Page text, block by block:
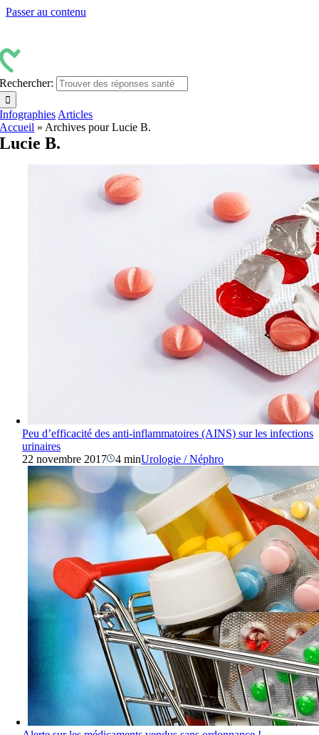
Passer au contenu
Rechercher:
Infographies Articles
Accueil » Archives pour Lucie B.
Lucie B.
Peu d’efficacité des anti-inflammatoires (AINS) sur les infections
urinaires
22 novembre 2017
4 minUrologie / Néphro